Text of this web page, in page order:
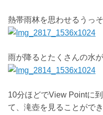
熱帯雨林を思わせるうっ
雨が降るとたくさんの水
10分ほどでView Pointに
て、滝壺を見ることがで